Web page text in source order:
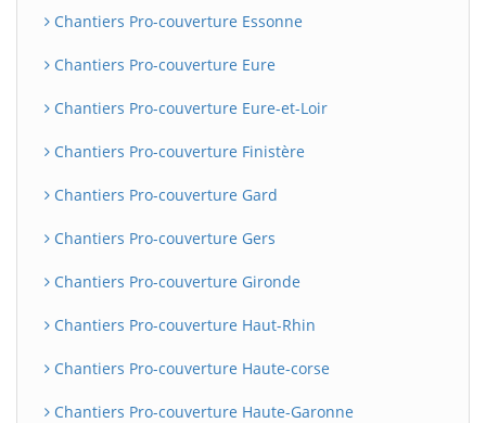
Chantiers Pro-couverture Essonne
Chantiers Pro-couverture Eure
Chantiers Pro-couverture Eure-et-Loir
Chantiers Pro-couverture Finistère
Chantiers Pro-couverture Gard
Chantiers Pro-couverture Gers
Chantiers Pro-couverture Gironde
Chantiers Pro-couverture Haut-Rhin
Chantiers Pro-couverture Haute-corse
Chantiers Pro-couverture Haute-Garonne